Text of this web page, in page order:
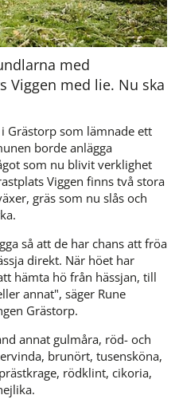
med
Viggen med lie. Nu ska
Grästorp som lämnade ett
borde anlägga
som nu blivit verklighet
Viggen finns två stora
gräs som nu slås och
så att de har chans att fröa
direkt. När höet har
hämta hö från hässjan, till
annat", säger Rune
Grästorp.
annat gulmåra, röd- och
brunört, tusensköna,
rödklint, cikoria,